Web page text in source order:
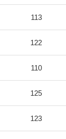
113
122
110
125
123